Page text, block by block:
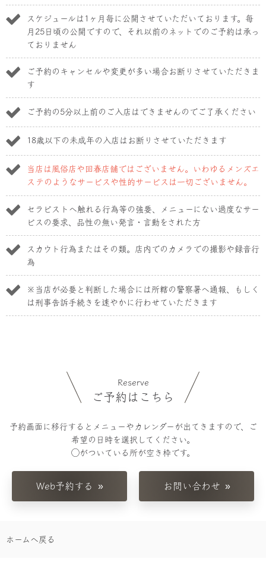
スケジュールは1ヶ月毎に公開させていただいております。毎
月25日頃の公開ですので、それ以前のネットでのご予約は承っ
ておりません
ご予約のキャンセルや変更が多い場合お断りさせていただきま
す
ご予約の5分以上前のご入店はできませんのでご了承ください
18歳以下の未成年の入店はお断りさせていただきます
当店は風俗店や回春店舗ではございません。いわゆるメンズエ
ステのようなサービスや性的サービスは一切ございません。
セラピストへ触れる行為等の強要、メニューにない過度なサー
ビスの要求、品性の無い発言・言動をされた方
スカウト行為またはその類。店内でのカメラでの撮影や録音行
為
※当店が必要と判断した場合には所轄の警察暑へ通報、もしく
は刑事告訴手続きを速やかに行わせていただきます
Reserve
ご予約はこちら
予約画面に移行するとメニューやカレンダーが出てきますので、ご
希望の日時を選択してください。
◯がついている所が空き枠です。
Web予約する お問い合わせ
ホームへ戻る